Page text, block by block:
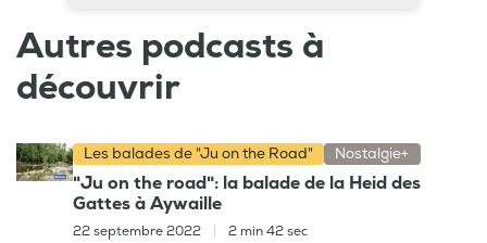
Autres podcasts à
découvrir
Les balades de "Ju on the Road" Nostalgie+
"Ju on the road": la balade de la Heid des
Gattes à Aywaille
22 septembre 2022 2 min 42 sec